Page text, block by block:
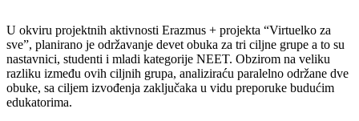
U okviru projektnih aktivnosti Erazmus + projekta “Virtuelko za
sve”, planirano je održavanje devet obuka za tri ciljne grupe a to su
nastavnici, studenti i mladi kategorije NEET. Obzirom na veliku
razliku između ovih ciljnih grupa, analiziraću paralelno održane dve
obuke, sa ciljem izvođenja zaključaka u vidu preporuke budućim
edukatorima.